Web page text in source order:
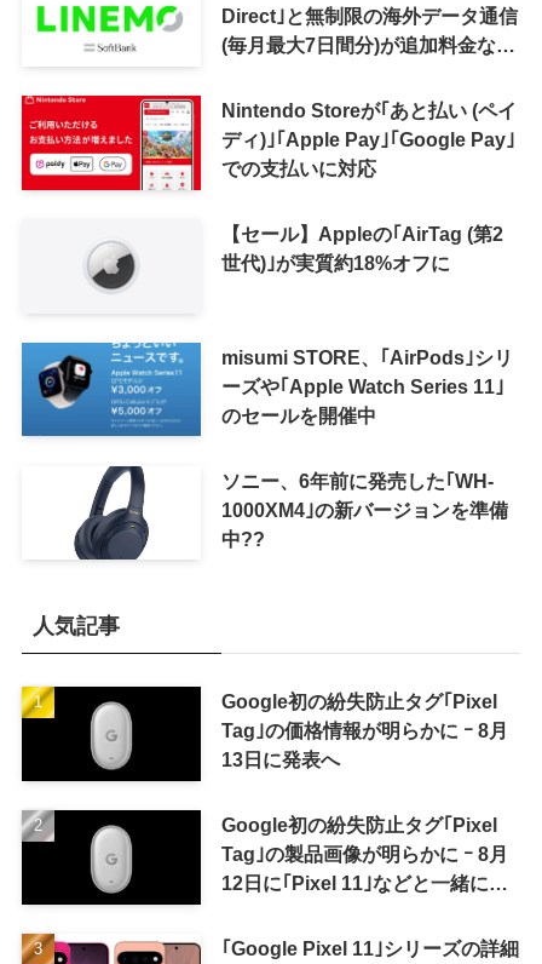
Direct｣と無制限の海外データ通信
(毎月最大7日間分)が追加料金なし
Nintendo Storeが｢あと払い (ペイ
ディ)｣｢Apple Pay｣｢Google Pay｣
での支払いに対応
【セール】Appleの｢AirTag (第2
世代)｣が実質約18%オフに
misumi STORE、｢AirPods｣シリ
ーズや｢Apple Watch Series 11｣
のセールを開催中
ソニー、6年前に発売した｢WH-
1000XM4｣の新バージョンを準備
中??
人気記事
Google初の紛失防止タグ｢Pixel
Tag｣の価格情報が明らかに ｰ 8月
13日に発表へ
Google初の紛失防止タグ｢Pixel
Tag｣の製品画像が明らかに ｰ 8月
12日に｢Pixel 11｣などと一緒に発
｢Google Pixel 11｣シリーズの詳細